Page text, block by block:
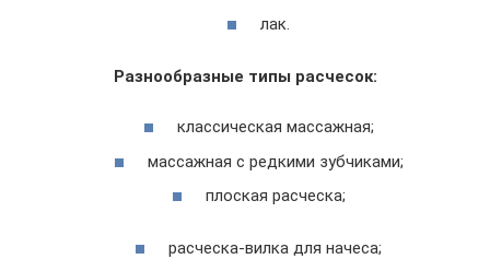
лак.
Разнообразные типы расчесок:
классическая массажная;
массажная с редкими зубчиками;
плоская расческа;
расческа-вилка для начеса;